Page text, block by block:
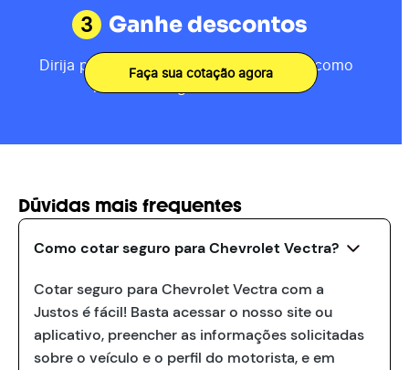
3 Ganhe descontos
Dirija por 80km, receba sua pontuação como
motorista e ganhe descontos.
Faça sua cotação agora
Dúvidas mais frequentes
Como cotar seguro para Chevrolet Vectra?
Cotar seguro para Chevrolet Vectra com a
Justos é fácil! Basta acessar o nosso site ou
aplicativo, preencher as informações solicitadas
sobre o veículo e o perfil do motorista, e em